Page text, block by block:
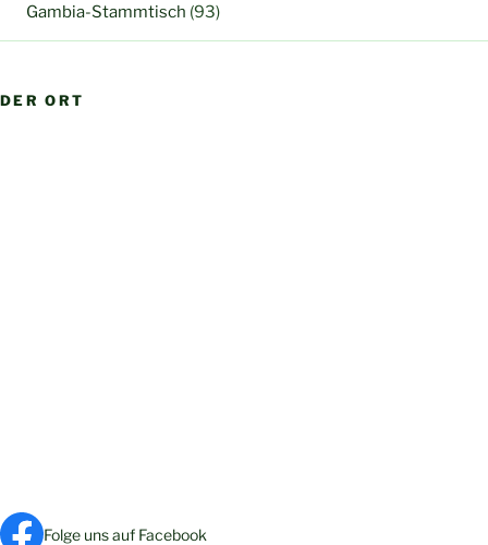
Gambia-Stammtisch (93)
DER ORT
Folge uns auf Facebook